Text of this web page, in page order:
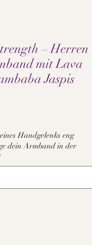
– Herren
mit Lava
Jaspis
Handgelenks eng
dein Armband in der